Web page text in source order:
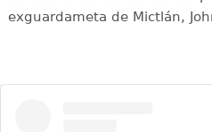
exguardameta de Mictlán,